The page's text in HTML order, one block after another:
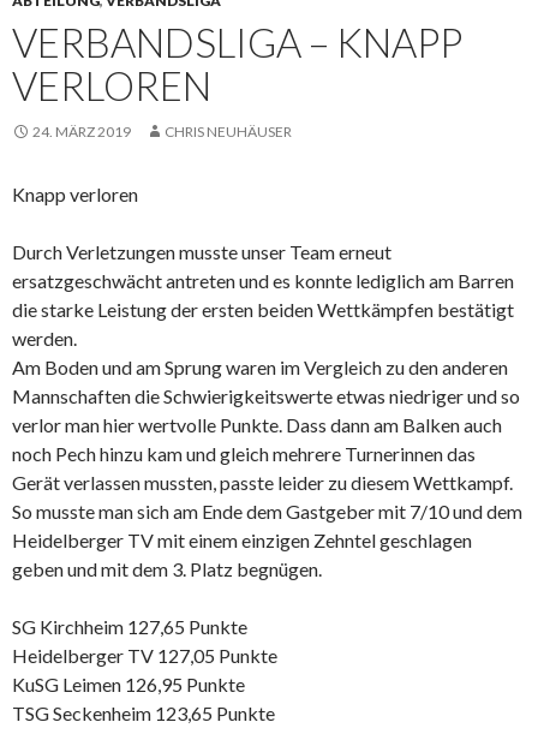
VERBANDSLIGA – KNAPP
VERLOREN
24. MÄRZ 2019 CHRIS NEUHÄUSER
Knapp verloren
Durch Verletzungen musste unser Team erneut
ersatzgeschwächt antreten und es konnte lediglich am Barren
die starke Leistung der ersten beiden Wettkämpfen bestätigt
werden.
Am Boden und am Sprung waren im Vergleich zu den anderen
Mannschaften die Schwierigkeitswerte etwas niedriger und so
verlor man hier wertvolle Punkte. Dass dann am Balken auch
noch Pech hinzu kam und gleich mehrere Turnerinnen das
Gerät verlassen mussten, passte leider zu diesem Wettkampf.
So musste man sich am Ende dem Gastgeber mit 7/10 und dem
Heidelberger TV mit einem einzigen Zehntel geschlagen
geben und mit dem 3. Platz begnügen.
SG Kirchheim 127,65 Punkte
Heidelberger TV 127,05 Punkte
KuSG Leimen 126,95 Punkte
TSG Seckenheim 123,65 Punkte